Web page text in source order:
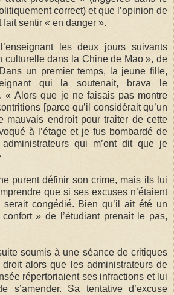
correct) et que l’opinion de
fait sentir « en danger ».
les deux jours suivants
culturelle dans la Chine de Mao », de
un premier temps, la jeune fille,
qui la soutenait, brava le
« Alors que je ne faisais pas montre
[parce qu’il considérait qu’un
mauvais endroit pour traiter de cette
à l’étage et je fus bombardé de
qui m’ont dit que je
purent définir son crime, mais ils lui
que si ses excuses n’étaient
serait congédié. Bien qu’il ait été un
» de l’étudiant prenait le pas,
soumis à une séance de critiques
alors que les administrateurs de
répertoriaient ses infractions et lui
s’amender. Sa tentative d’excuse